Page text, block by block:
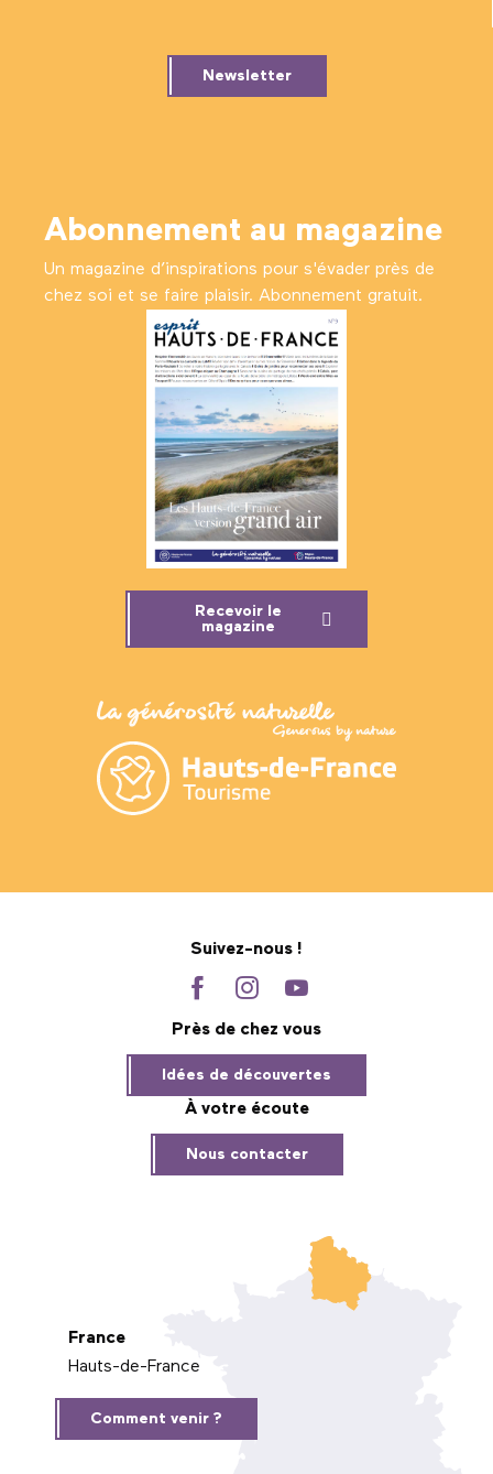
Newsletter
Abonnement au magazine
Un magazine d’inspirations pour s'évader près de
chez soi et se faire plaisir. Abonnement gratuit.
Recevoir le
magazine
Suivez-nous !
Près de chez vous
Idées de découvertes
À votre écoute
Nous contacter
France
Hauts-de-France
Comment venir ?